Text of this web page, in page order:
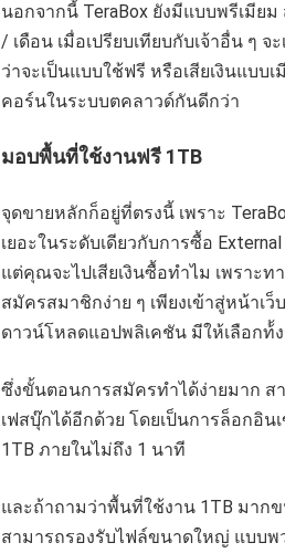
นอกจากนี้ TeraBox ยังมีแบบพรีเมีย
/ เดือน เมื่อเปรียบเทียบกับเจ้าอื่น ๆ
ว่าจะเป็นแบบใช้ฟรี หรือเสียเงินแบบ
คอร์นในระบบตคลาวด์กันดีกว่า
มอบพื้นที่ใช้งานฟรี 1TB
จุดขายหลักก็อยู่ที่ตรงนี้ เพราะ
เยอะในระดับเดียวกับการซื้อ
แต่คุณจะไปเสียเงินซื้อทำไม เพราะท
สมัครสมาชิกง่าย ๆ เพียงเข้าสู่หน้าเว็บ
ดาวน์โหลดแอปพลิเคชัน มีให้เลือกท้้ง
ซึ่งขั้นตอนการสมัครทำได้ง่ายมาก ส
เฟสบุ๊กได้อีกด้วย โดยเป็นการล็อกอิน
1TB ภายในไม่ถึง 1 นาที
และถ้าถามว่าพื้นที่ใช้งาน 1TB มาก
สามารถรองรับไฟล์ขนาดใหญ่ แบบพ